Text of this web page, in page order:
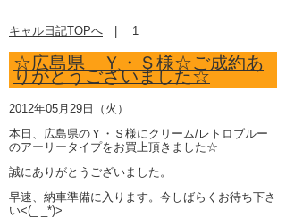
キャル日記TOPへ | 1
☆広島県 Ｙ・Ｓ様☆ご成約あ
りがとうございました☆
2012年05月29日（火）
本日、広島県のＹ・Ｓ様にクリーム/レトロブルー
のアーリータイプをお買上頂きました☆
誠にありがとうございました。
早速、納車準備に入ります。今しばらくお待ち下さ
い<(_ _*)>